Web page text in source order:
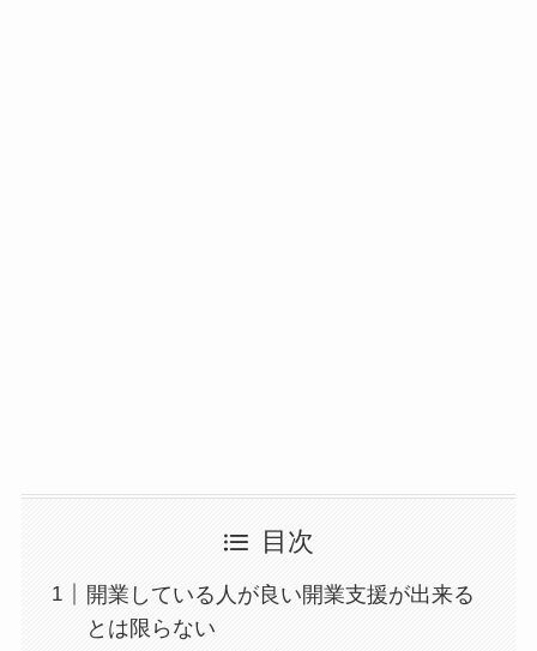
目次
開業している人が良い開業支援が出来る
とは限らない